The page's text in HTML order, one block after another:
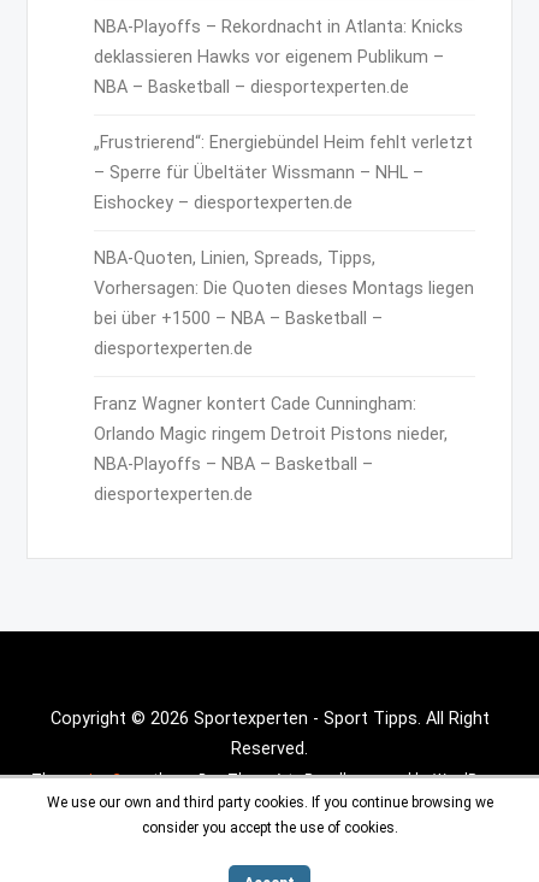
NBA-Playoffs – Rekordnacht in Atlanta: Knicks
deklassieren Hawks vor eigenem Publikum –
NBA – Basketball – diesportexperten.de
„Frustrierend“: Energiebündel Heim fehlt verletzt
– Sperre für Übeltäter Wissmann – NHL –
Eishockey – diesportexperten.de
NBA-Quoten, Linien, Spreads, Tipps,
Vorhersagen: Die Quoten dieses Montags liegen
bei über +1500 – NBA – Basketball –
diesportexperten.de
Franz Wagner kontert Cade Cunningham:
Orlando Magic ringem Detroit Pistons nieder,
NBA-Playoffs – NBA – Basketball –
diesportexperten.de
Copyright © 2026 Sportexperten - Sport Tipps. All Right
Reserved.
Theme :Inx Gametheme By aThemeArt - Proudly powered by WordPress.
We use our own and third party cookies. If you continue browsing we
consider you accept the use of cookies.